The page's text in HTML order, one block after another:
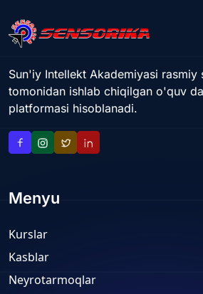
Sun'iy Intellekt Akademiyasi rasmiy
tomonidan ishlab chiqilgan o'quv
platformasi hisoblanadi.
Menyu
Kurslar
Kasblar
Neyrotarmoqlar